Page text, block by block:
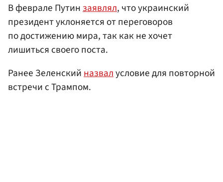
В феврале Путинзаявлял, что украинский
президент уклоняется от переговоров
по достижению мира, так как не хочет
лишиться своего поста.
Ранее Зеленскийназвалусловие для повторной
встречи с Трампом.